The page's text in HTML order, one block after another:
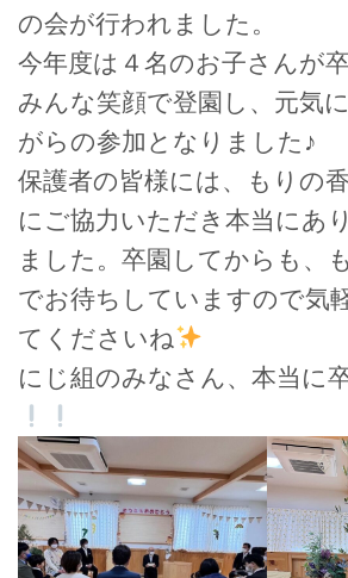
の会が行われました。
今年度は４名のお子さんが卒
みんな笑顔で登園し、元気
がらの参加となりました♪
保護者の皆様には、もりの
にご協力いただき本当にあ
ました。卒園してからも、
でお待ちしていますので気
てくださいね
にじ組のみなさん、本当に